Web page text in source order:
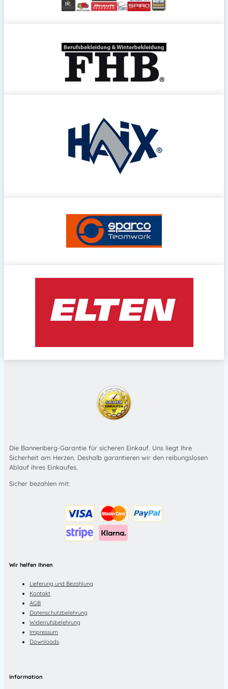
Die Bannenberg-Garantie für sicheren Einkauf. Uns liegt Ihre
Sicherheit am Herzen. Deshalb garantieren wir den reibungslosen
Ablauf ihres Einkaufes.
Sicher bezahlen mit:
Wir helfen Ihnen
Lieferung und Bezahlung
Kontakt
AGB
Datenschutzbelehrung
Widerrufsbelehrung
Impressum
Downloads
Information